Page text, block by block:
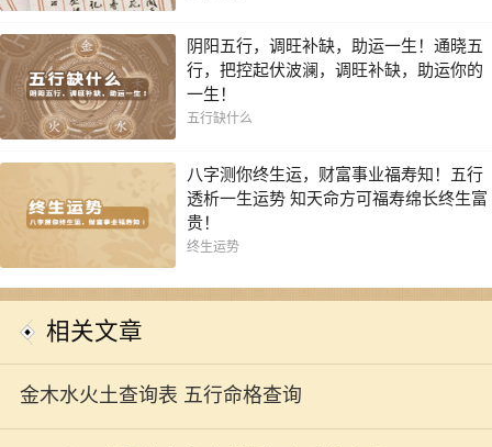
阴阳五行，调旺补缺，助运一生！通晓五
行，把控起伏波澜，调旺补缺，助运你的
一生！
五行缺什么
八字测你终生运，财富事业福寿知！五行
透析一生运势 知天命方可福寿绵长终生富
贵！
终生运势
相关文章
金木水火土查询表 五行命格查询